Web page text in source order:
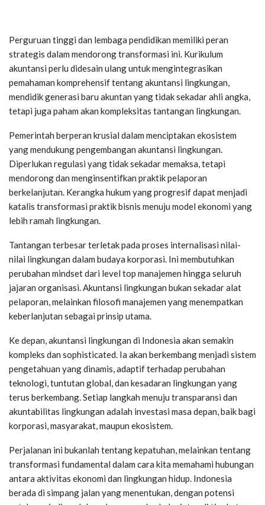
Perguruan tinggi dan lembaga pendidikan memiliki peran
strategis dalam mendorong transformasi ini. Kurikulum
akuntansi perlu didesain ulang untuk mengintegrasikan
pemahaman komprehensif tentang akuntansi lingkungan,
mendidik generasi baru akuntan yang tidak sekadar ahli angka,
tetapi juga paham akan kompleksitas tantangan lingkungan.
Pemerintah berperan krusial dalam menciptakan ekosistem
yang mendukung pengembangan akuntansi lingkungan.
Diperlukan regulasi yang tidak sekadar memaksa, tetapi
mendorong dan menginsentifkan praktik pelaporan
berkelanjutan. Kerangka hukum yang progresif dapat menjadi
katalis transformasi praktik bisnis menuju model ekonomi yang
lebih ramah lingkungan.
Tantangan terbesar terletak pada proses internalisasi nilai-
nilai lingkungan dalam budaya korporasi. Ini membutuhkan
perubahan mindset dari level top manajemen hingga seluruh
jajaran organisasi. Akuntansi lingkungan bukan sekadar alat
pelaporan, melainkan filosofi manajemen yang menempatkan
keberlanjutan sebagai prinsip utama.
Ke depan, akuntansi lingkungan di Indonesia akan semakin
kompleks dan sophisticated. Ia akan berkembang menjadi sistem
pengetahuan yang dinamis, adaptif terhadap perubahan
teknologi, tuntutan global, dan kesadaran lingkungan yang
terus berkembang. Setiap langkah menuju transparansi dan
akuntabilitas lingkungan adalah investasi masa depan, baik bagi
korporasi, masyarakat, maupun ekosistem.
Perjalanan ini bukanlah tentang kepatuhan, melainkan tentang
transformasi fundamental dalam cara kita memahami hubungan
antara aktivitas ekonomi dan lingkungan hidup. Indonesia
berada di simpang jalan yang menentukan, dengan potensi